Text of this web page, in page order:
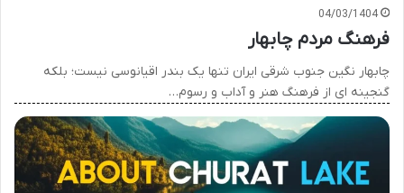
04/03/1404
فرهنگ مردم چابهار
چابهار نگین جنوب شرقی ایران تنها یک بندر اقیانوسی نیست؛ بلکه
گنجینه ای از فرهنگ هنر و آداب و رسوم…